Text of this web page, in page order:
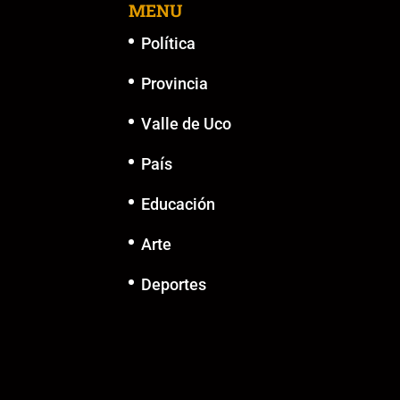
MENU
Política
Provincia
Valle de Uco
País
Educación
Arte
Deportes